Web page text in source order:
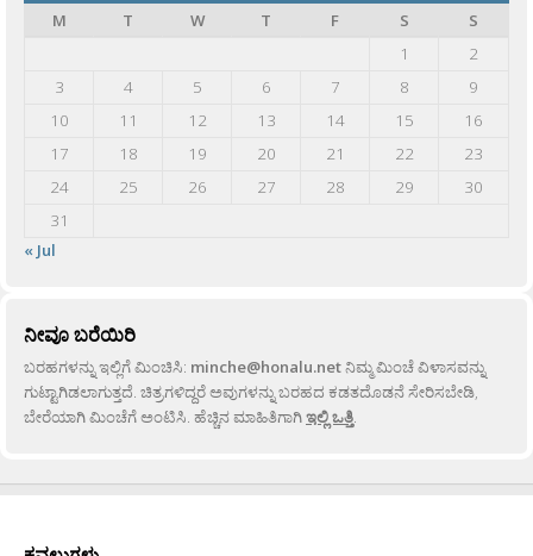
M
T W T F S
S
1
2
3
4 5 6 7 8
9
10
11 12 13 14 15
16
17
18 19 20 21 22
23
24
25 26 27 28 29
30
31
« Jul
ನೀವೂ ಬರೆಯಿರಿ
ಬರಹಗಳನ್ನು ಇಲ್ಲಿಗೆ ಮಿಂಚಿಸಿ: minche@honalu.netನಿಮ್ಮ ಮಿಂಚೆ ವಿಳಾಸವನ್ನು
ಗುಟ್ಟಾಗಿಡಲಾಗುತ್ತದೆ. ಚಿತ್ರಗಳಿದ್ದರೆ ಅವುಗಳನ್ನು ಬರಹದ ಕಡತದೊಡನೆ ಸೇರಿಸಬೇಡಿ,
ಬೇರೆಯಾಗಿ ಮಿಂಚೆಗೆ ಅಂಟಿಸಿ. ಹೆಚ್ಚಿನ ಮಾಹಿತಿಗಾಗಿಇಲ್ಲಿ ಒತ್ತಿ.